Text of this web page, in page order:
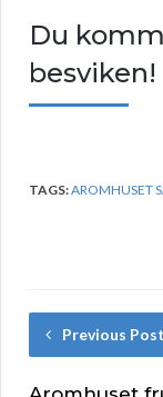
Du
besviken!
TAGS:AROMHUSET
Previous Post